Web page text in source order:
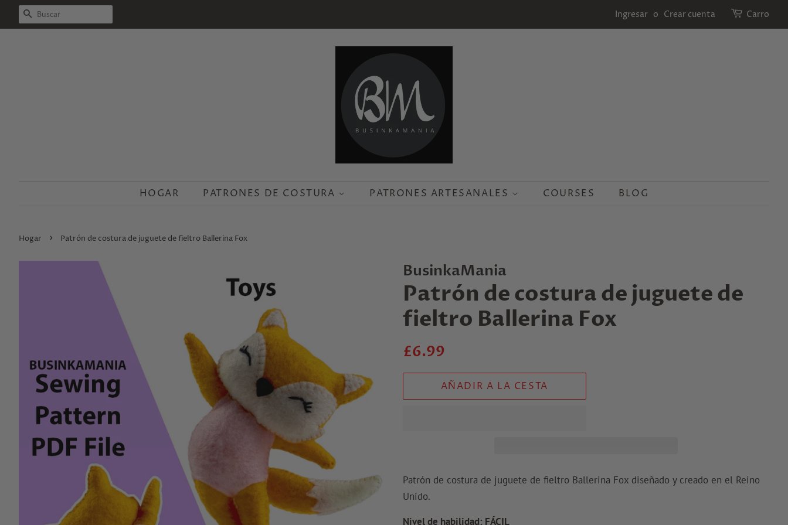
BUSCAR Ingresar o Crear cuenta Carro
HOGAR PATRONES DE COSTURA PATRONES ARTESANALES COURSES BLOG
Hogar › Patrón de costura de juguete de fieltro Ballerina Fox
BusinkaMania
Patrón de costura de juguete de
fieltro Ballerina Fox
Precio
£6.99
venta
AÑADIR A LA CESTA
Patrón de costura de juguete de fieltro Ballerina Fox diseñado y creado en el Reino
Unido.
Nivel de habilidad: FÁCIL